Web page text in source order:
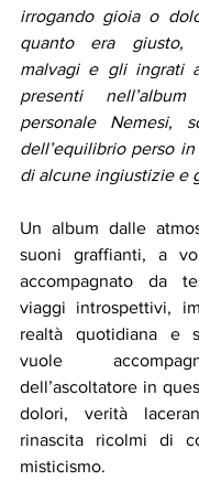
irrogando gioia o
quanto era giusto,
malvagi e gli ingrati
presenti
personale Nemesi,
dell’equilibrio perso
di alcune ingiustizie e
Un album dalle
suoni graffianti, a
accompagnato da
viaggi introspettivi,
realtà quotidiana e
vuole
dell’ascoltatore in
dolori, verità
rinascita ricolmi di
misticismo.